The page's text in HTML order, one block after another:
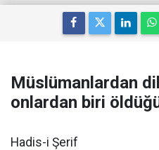
Müslümanlardan
onlardan biri
Hadis-i Şerif